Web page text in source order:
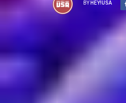
BY HEY!USA